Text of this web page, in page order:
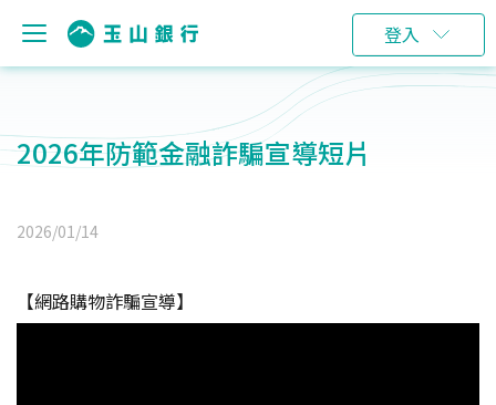
登入
2026年防範金融詐騙宣導短片
2026/01/14
【網路購物詐騙宣導】